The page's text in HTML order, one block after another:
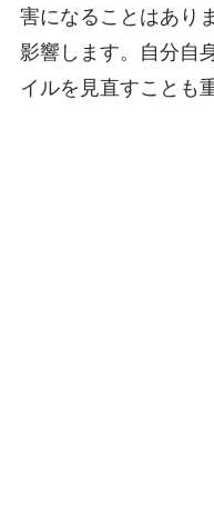
害になることはあり
影響します。自分自
イルを見直すことも